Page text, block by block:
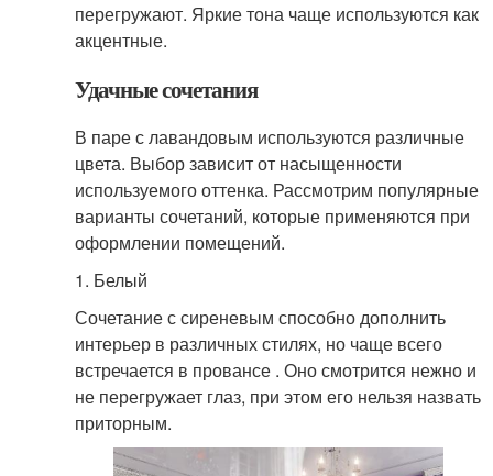
перегружают. Яркие тона чаще используются как
акцентные.
Удачные сочетания
В паре с лавандовым используются различные
цвета. Выбор зависит от насыщенности
используемого оттенка. Рассмотрим популярные
варианты сочетаний, которые применяются при
оформлении помещений.
1. Белый
Сочетание с сиреневым способно дополнить
интерьер в различных стилях, но чаще всего
встречается в провансе . Оно смотрится нежно и
не перегружает глаз, при этом его нельзя назвать
приторным.